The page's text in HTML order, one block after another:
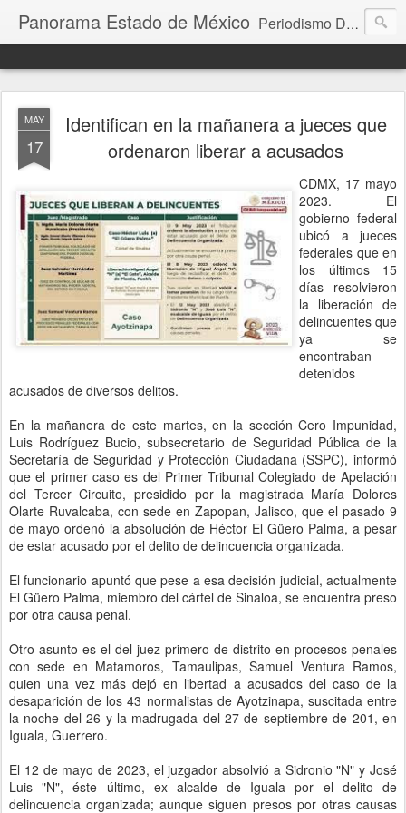
Panorama Estado de México Periodismo Digital
MAY
17
Identifican en la mañanera a jueces que
ordenaron liberar a acusados
CDMX, 17 mayo
2023. El
gobierno federal
ubicó a jueces
federales que en
los últimos 15
días resolvieron
la liberación de
delincuentes que
ya se
encontraban
detenidos
acusados de diversos delitos.
En la mañanera de este martes, en la sección Cero Impunidad,
Luis Rodríguez Bucio, subsecretario de Seguridad Pública de la
Secretaría de Seguridad y Protección Ciudadana (SSPC), informó
que el primer caso es del Primer Tribunal Colegiado de Apelación
del Tercer Circuito, presidido por la magistrada María Dolores
Olarte Ruvalcaba, con sede en Zapopan, Jalisco, que el pasado 9
de mayo ordenó la absolución de Héctor El Güero Palma, a pesar
de estar acusado por el delito de delincuencia organizada.
El funcionario apuntó que pese a esa decisión judicial, actualmente
El Güero Palma, miembro del cártel de Sinaloa, se encuentra preso
por otra causa penal.
Otro asunto es el del juez primero de distrito en procesos penales
con sede en Matamoros, Tamaulipas, Samuel Ventura Ramos,
quien una vez más dejó en libertad a acusados del caso de la
desaparición de los 43 normalistas de Ayotzinapa, suscitada entre
la noche del 26 y la madrugada del 27 de septiembre de 201, en
Iguala, Guerrero.
El 12 de mayo de 2023, el juzgador absolvió a Sidronio "N" y José
Luis "N", éste último, ex alcalde de Iguala por el delito de
delincuencia organizada; aunque siguen presos por otras causas